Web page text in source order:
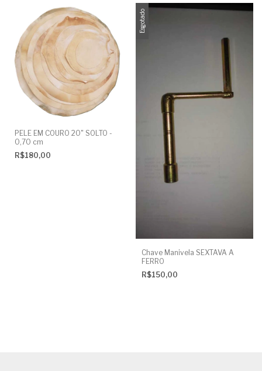
PELE EM COURO 20" SOLTO -
0,70 cm
R$180,00
Esgotado
Chave Manivela SEXTAVA A
FERRO
R$150,00